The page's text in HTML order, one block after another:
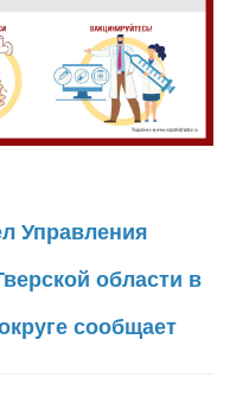
Управления
области в
сообщает